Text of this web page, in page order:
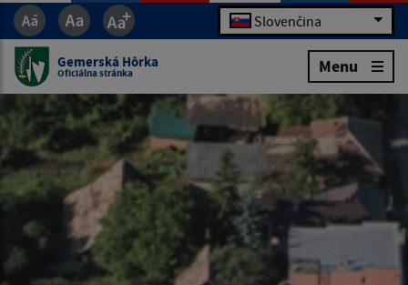
Slovenčina
Gemerská Hôrka
Oficiálna stránka Menu